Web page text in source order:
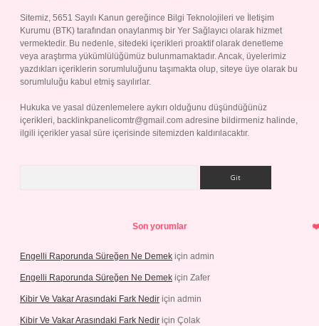
Sitemiz, 5651 Sayılı Kanun gereğince Bilgi Teknolojileri ve İletişim
Kurumu (BTK) tarafından onaylanmış bir Yer Sağlayıcı olarak hizmet
vermektedir. Bu nedenle, sitedeki içerikleri proaktif olarak denetleme
veya araştırma yükümlülüğümüz bulunmamaktadır. Ancak, üyelerimiz
yazdıkları içeriklerin sorumluluğunu taşımakta olup, siteye üye olarak bu
sorumluluğu kabul etmiş sayılırlar.
Hukuka ve yasal düzenlemelere aykırı olduğunu düşündüğünüz
içerikleri, backlinkpanelicomtr@gmail.com adresine bildirmeniz halinde,
ilgili içerikler yasal süre içerisinde sitemizden kaldırılacaktır.
Son yorumlar
Engelli Raporunda Süreğen Ne Demek için admin
Engelli Raporunda Süreğen Ne Demek için Zafer
Kibir Ve Vakar Arasındaki Fark Nedir için admin
Kibir Ve Vakar Arasındaki Fark Nedir için Çolak